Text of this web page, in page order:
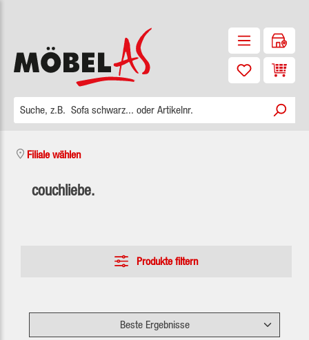
Filiale wählen
couchliebe.
Produkte filtern